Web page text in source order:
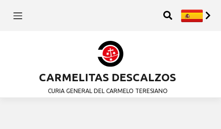
CARMELITAS DESCALZOS
CURIA GENERAL DEL CARMELO TERESIANO